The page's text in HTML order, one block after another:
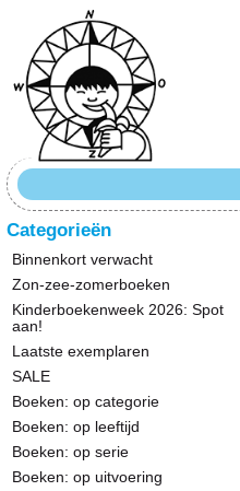
Categorieën
Binnenkort verwacht
Zon-zee-zomerboeken
Kinderboekenweek 2026: Spot
aan!
Laatste exemplaren
SALE
Boeken: op categorie
Boeken: op leeftijd
Boeken: op serie
Boeken: op uitvoering